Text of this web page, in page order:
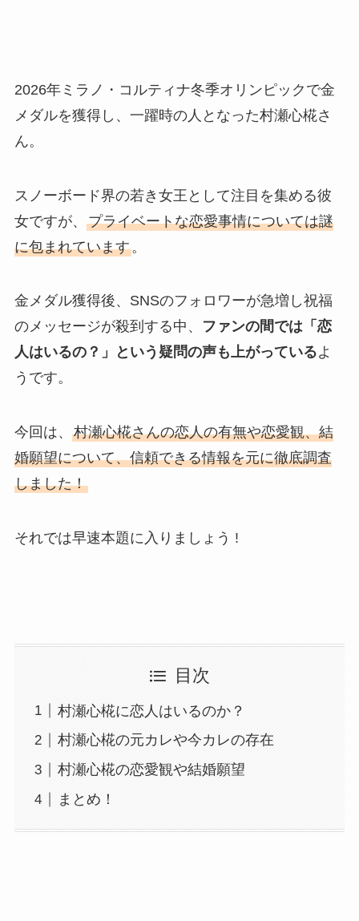
2026年ミラノ・コルティナ冬季オリンピックで金
メダルを獲得し、一躍時の人となった村瀬心椛さ
ん。
スノーボード界の若き女王として注目を集める彼
女ですが、 プライベートな恋愛事情については謎
に包まれています。
金メダル獲得後、SNSのフォロワーが急増し祝福
のメッセージが殺到する中、
ファンの間では「恋
人はいるの？」という疑問の声も上がっているよ
うです。
今回は、 村瀬心椛さんの恋人の有無や恋愛観、結
婚願望について、信頼できる情報を元に徹底調査
しました！
それでは早速本題に入りましょう !
目次
村瀬心椛に恋人はいるのか？
村瀬心椛の元カレや今カレの存在
村瀬心椛の恋愛観や結婚願望
まとめ！